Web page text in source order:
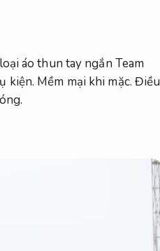
áo thun tay ngắn Team
kiện. Mềm mại khi mặc. Điều